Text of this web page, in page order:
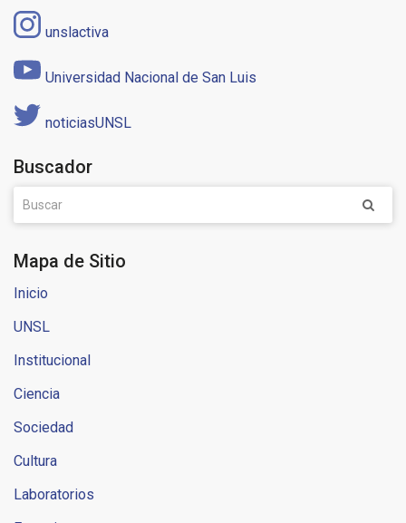
unslactiva
Universidad Nacional de San Luis
noticiasUNSL
Buscador
Mapa de Sitio
Inicio
UNSL
Institucional
Ciencia
Sociedad
Cultura
Laboratorios